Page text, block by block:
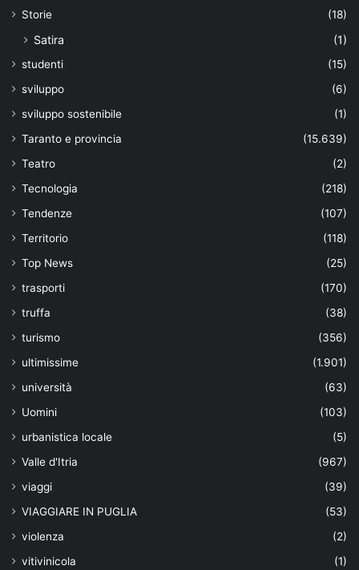
Storie
(18)
Satira (1)
studenti
(15)
sviluppo
(6)
sviluppo sostenibile
(1)
Taranto e provincia
(15.639)
Teatro
(2)
Tecnologia
(218)
Tendenze
(107)
Territorio
(118)
Top News
(25)
trasporti
(170)
truffa
(38)
turismo
(356)
ultimissime
(1.901)
università
(63)
Uomini
(103)
urbanistica locale
(5)
Valle d'Itria
(967)
viaggi
(39)
VIAGGIARE IN PUGLIA
(53)
violenza
(2)
vitivinicola
(1)